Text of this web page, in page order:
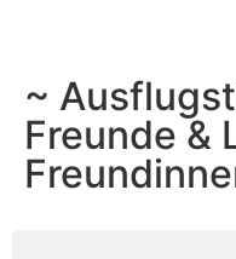
~
Freunde &